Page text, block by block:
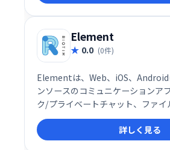
Element
0.0 (0件)
Elementは、Web、iOS、
ンソースのコミュニケーションア
ク/プライベートチャット、ファ
オ会議などを提供し、GitHubや
能です。カジュアルなチャットか
ーションまで、あらゆるニーズに
詳しく見る